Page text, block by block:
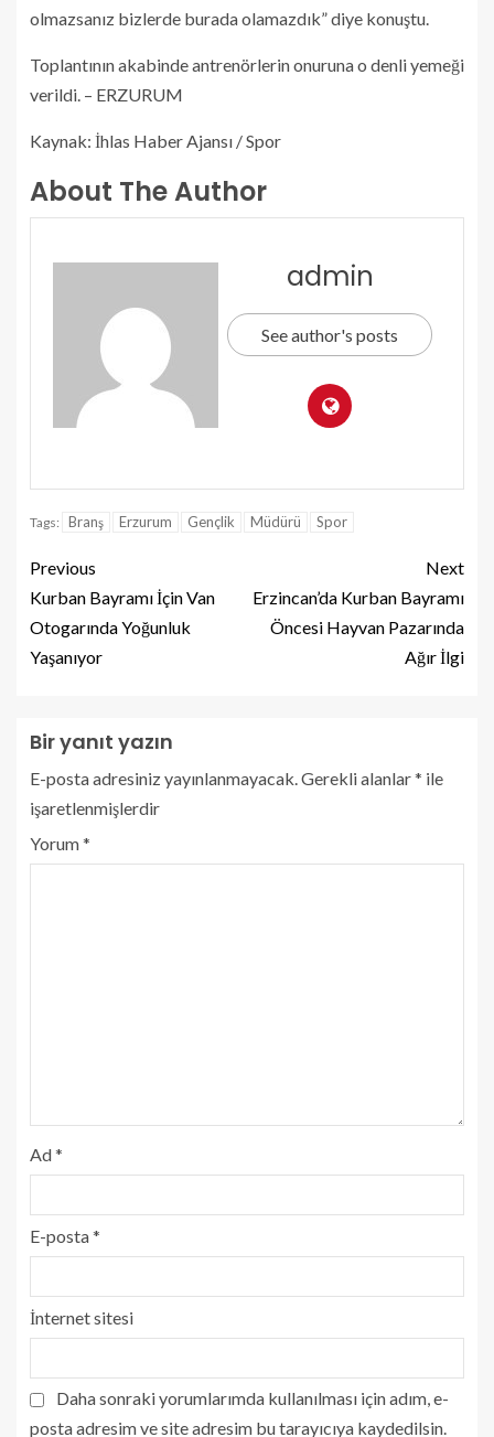
olmazsanız bizlerde burada olamazdık” diye konuştu.
Toplantının akabinde antrenörlerin onuruna o denli yemeği
verildi. – ERZURUM
Kaynak: İhlas Haber Ajansı / Spor
About The Author
admin
See author's posts
Tags: Branş Erzurum Gençlik Müdürü Spor
Previous
Kurban Bayramı İçin Van
Otogarında Yoğunluk
Yaşanıyor
Next
Erzincan’da Kurban Bayramı
Öncesi Hayvan Pazarında
Ağır İlgi
Bir yanıt yazın
E-posta adresiniz yayınlanmayacak. Gerekli alanlar* ile
işaretlenmişlerdir
Yorum*
Ad*
E-posta*
İnternet sitesi
Daha sonraki yorumlarımda kullanılması için adım, e-
posta adresim ve site adresim bu tarayıcıya kaydedilsin.